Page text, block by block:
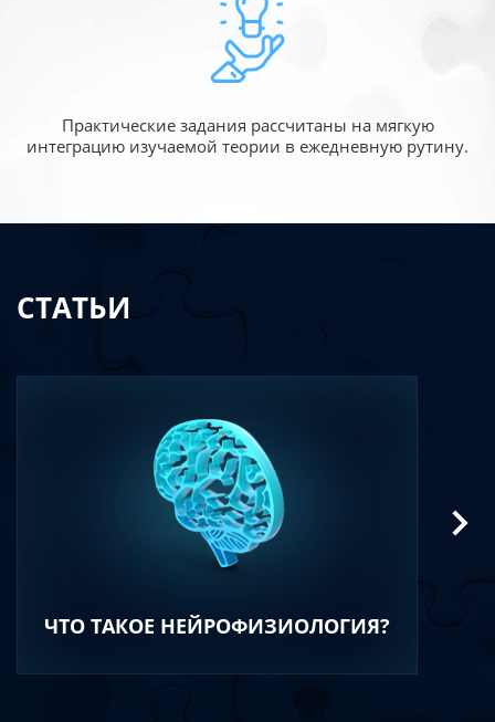
Практические задания рассчитаны на мягкую
интеграцию изучаемой теории в ежедневную рутину.
СТАТЬИ
ЧТО ТАКОЕ НЕЙРОФИЗИОЛОГИЯ?